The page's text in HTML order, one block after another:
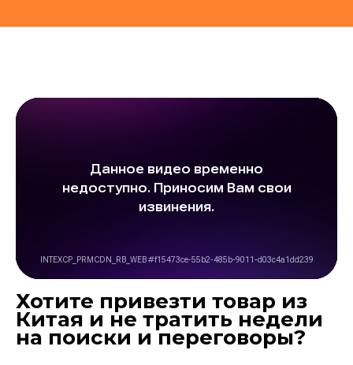
Хотите привезти товар из
Китая и не тратить недели
на поиски и переговоры?